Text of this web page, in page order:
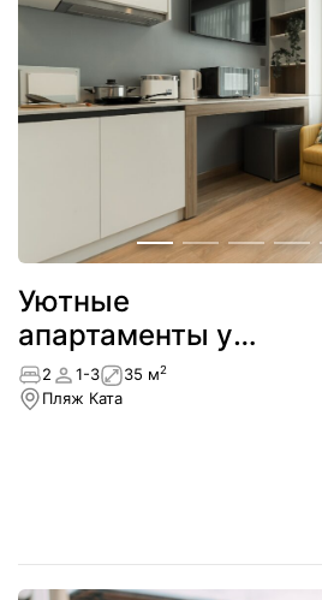
Уютные
апартаменты у
пляжа — Ката
2 1-3 35 м2
Пляж Ката